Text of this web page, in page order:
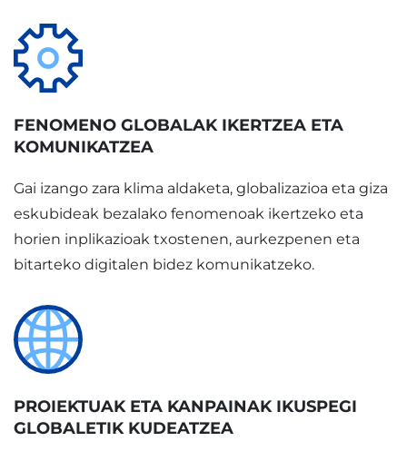
FENOMENO GLOBALAK IKERTZEA ETA
KOMUNIKATZEA
Gai izango zara klima aldaketa, globalizazioa eta giza
eskubideak bezalako fenomenoak ikertzeko eta
horien inplikazioak txostenen, aurkezpenen eta
bitarteko digitalen bidez komunikatzeko.
PROIEKTUAK ETA KANPAINAK IKUSPEGI
GLOBALETIK KUDEATZEA